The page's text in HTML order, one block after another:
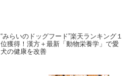
“みらいのドッグフード”楽天ランキング１
位獲得！漢方＋最新「動物栄養学」で愛
犬の健康を改善